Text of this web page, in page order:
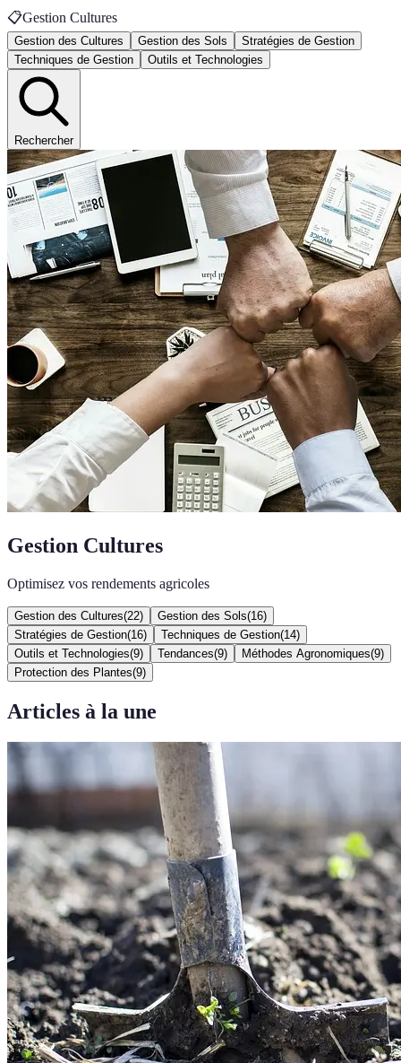
📋Gestion Cultures
Gestion des Cultures Gestion des Sols
Stratégies de Gestion
Techniques de Gestion
Outils et Technologies
Rechercher
Gestion Cultures
Optimisez vos rendements agricoles
Gestion des Cultures(22) Gestion des Sols(16)
Stratégies de Gestion(16) Techniques de Gestion(14)
Outils et Technologies(9) Tendances(9) Méthodes Agronomiques(9)
Protection des Plantes(9)
Articles à la une